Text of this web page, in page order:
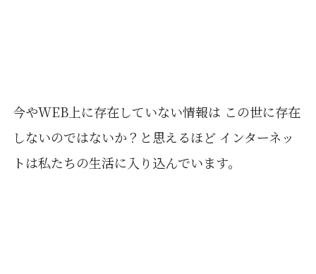
今やWEB上に存在していない情報は この世に存在
しないのではないか？と思えるほど インターネッ
トは私たちの生活に入り込んでいます。